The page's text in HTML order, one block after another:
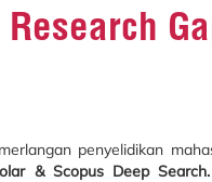
penyelidikan
& Scopus Deep Search.